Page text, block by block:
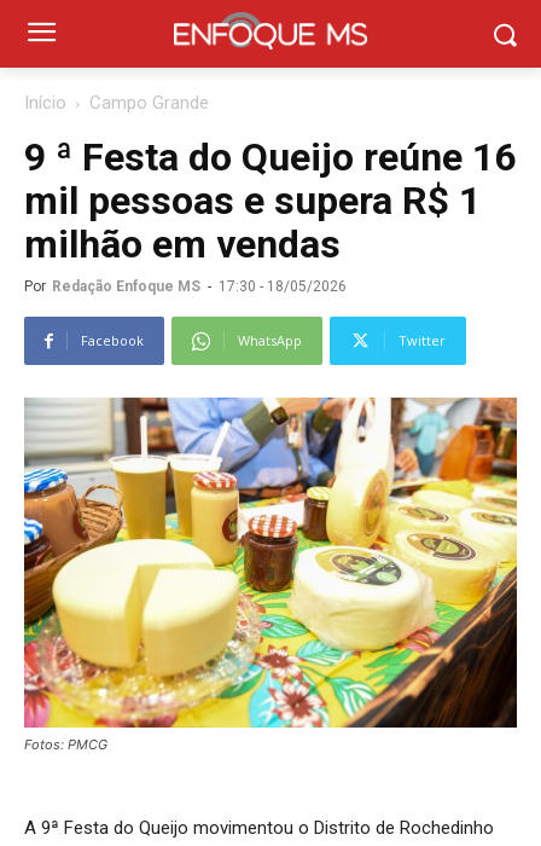
Início Campo Grande
9 ª Festa do Queijo reúne 16
mil pessoas e supera R$ 1
milhão em vendas
Por Redação Enfoque MS - 17:30 - 18/05/2026
Facebook WhatsApp Twitter
Fotos: PMCG
A 9ª Festa do Queijo movimentou o Distrito de Rochedinho